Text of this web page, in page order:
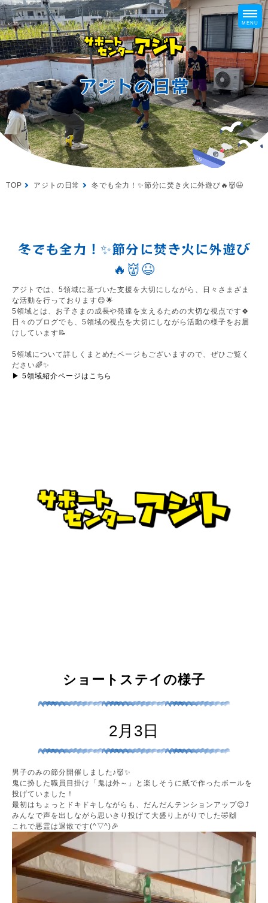
アジトの日常
TOP アジトの日常 冬でも全力！✨節分に焚き火に外遊び🔥👹😆
冬でも全力！✨節分に焚き火に外遊び
🔥👹😆
アジトでは、5領域に基づいた支援を大切にしながら、日々さまざま
な活動を行っております😊🌟
5領域とは、お子さまの成長や発達を支えるための大切な視点です🍀
日々のブログでも、5領域の視点を大切にしながら活動の様子をお届
けしています📝
5領域について詳しくまとめたページもございますので、ぜひご覧く
ださい🌈✨
▶︎ 5領域紹介ページはこちら
ショートステイの様子
2月3日
男子のみの節分開催しました♪👹✨
鬼に扮した職員目掛け「鬼は外～」と楽しそうに紙で作ったボールを
投げていました！
最初はちょっとドキドキしながらも、だんだんテンションアップ😊⤴
みんなで声を出しながら思いきり投げて大盛り上がりでした🤣🙌
これで悪霊は退散です(^▽^)🎉
画
プ
ー